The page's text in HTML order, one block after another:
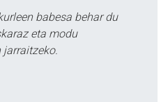
babesa behar du
eta modu